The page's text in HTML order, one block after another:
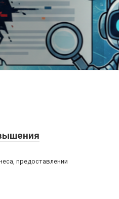
предоставлении